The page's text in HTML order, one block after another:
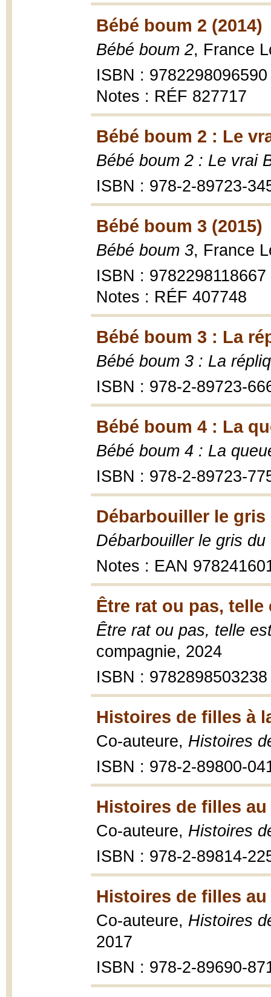
Bébé boum 2 (2014)
Bébé boum 2, France
ISBN : 9782298096590
Notes : RÉF 827717
Bébé boum 2 : Le
Bébé boum 2 : Le vrai
ISBN : 978-2-89723-
Bébé boum 3 (2015)
Bébé boum 3, France
ISBN : 9782298118667
Notes : RÉF 407748
Bébé boum 3 : La
Bébé boum 3 : La
ISBN : 978-2-89723-
Bébé boum 4 : La
Bébé boum 4 : La
ISBN : 978-2-89723-
Débarbouiller le gris
Débarbouiller le gris du
Notes : EAN
Être rat ou pas,
Être rat ou pas, telle
compagnie, 2024
ISBN : 9782898503238
Histoires de filles à
Co-auteure, Histoires
ISBN : 978-2-89800-
Histoires de filles au
Co-auteure, Histoires
ISBN : 978-2-89814-
Histoires de filles au
Co-auteure, Histoires
2017
ISBN : 978-2-89690-